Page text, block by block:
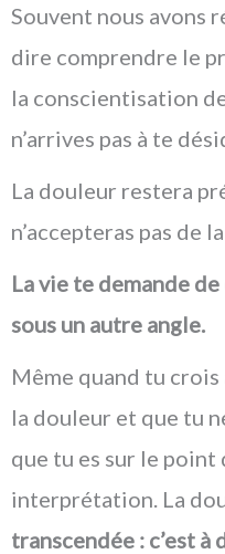
Souvent nous avons
dire comprendre le
la conscientisation
n’arrives pas à te
La douleur restera
n’accepteras pas de
La vie te demande
sous un autre angle.
Même quand tu
la douleur et que tu
que tu es sur le point
interprétation. La
transcendée : c’est